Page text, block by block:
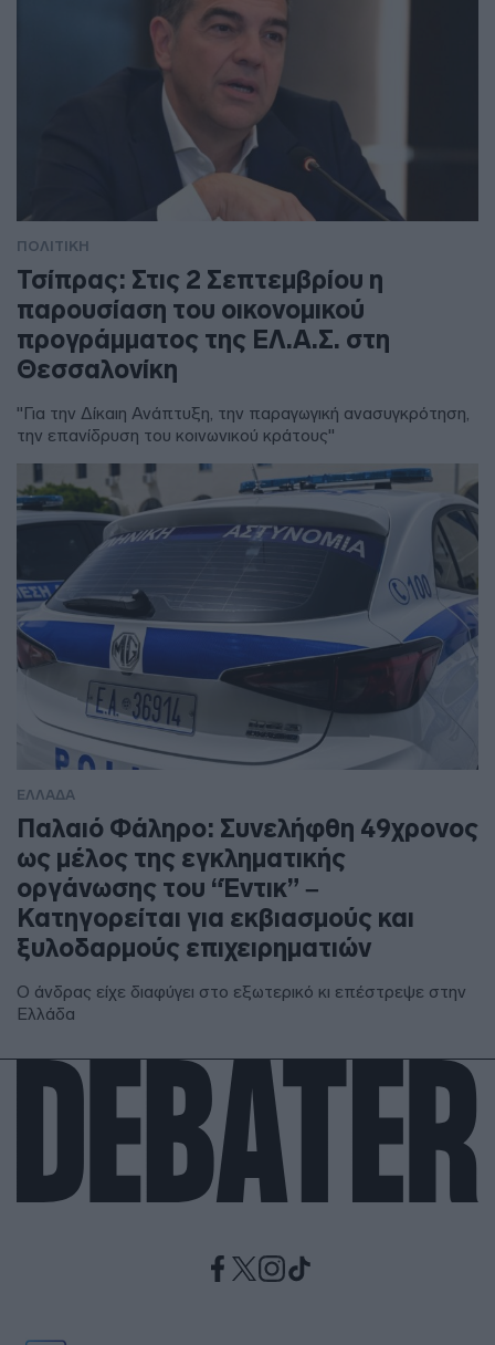
ΠΟΛΙΤΙΚΗ
Τσίπρας: Στις 2 Σεπτεμβρίου η
παρουσίαση του οικονομικού
προγράμματος της ΕΛ.Α.Σ. στη
Θεσσαλονίκη
"Για την Δίκαιη Ανάπτυξη, την παραγωγική ανασυγκρότηση,
την επανίδρυση του κοινωνικού κράτους"
ΕΛΛΑΔΑ
Παλαιό Φάληρο: Συνελήφθη 49χρονος
ως μέλος της εγκληματικής
οργάνωσης του “Έντικ” –
Κατηγορείται για εκβιασμούς και
ξυλοδαρμούς επιχειρηματιών
Ο άνδρας είχε διαφύγει στο εξωτερικό κι επέστρεψε στην
Ελλάδα